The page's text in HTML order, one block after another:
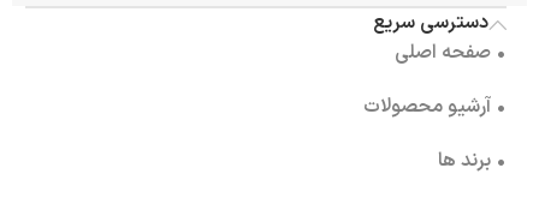
دسترسی سریع
• صفحه اصلی
• آرشیو محصولات
• برند ها